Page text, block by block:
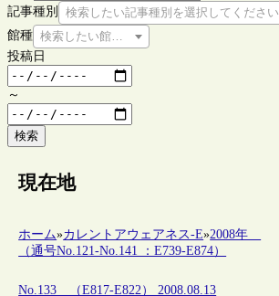
記事種別
検索したい記事種別を選択してください
館種 検索したい館種を選択してください
投稿日
～
検索
現在地
ホーム»カレントアウェアネス-E»2008年
（通号No.121-No.141 ：E739-E874）
No.133 （E817-E822） 2008.08.13